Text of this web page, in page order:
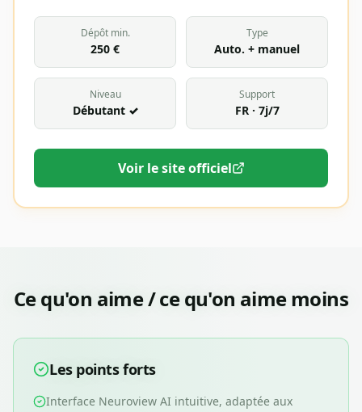
Dépôt min.
250 €
Type
Auto. + manuel
Niveau
Débutant ✓
Support
FR · 7j/7
Voir le site officiel
Ce qu'on aime / ce qu'on aime moins
Les points forts
Interface Neuroview AI intuitive, adaptée aux